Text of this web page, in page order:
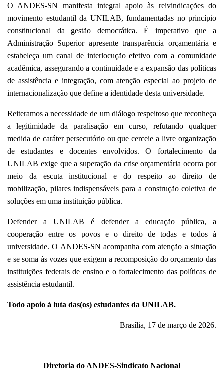
O ANDES-SN manifesta integral apoio às reivindicações do
movimento estudantil da UNILAB, fundamentadas no princípio
constitucional da gestão democrática. É imperativo que a
Administração Superior apresente transparência orçamentária e
estabeleça um canal de interlocução efetivo com a comunidade
acadêmica, assegurando a continuidade e a expansão das políticas
de assistência e integração, com atenção especial ao projeto de
internacionalização que define a identidade desta universidade.
Reiteramos a necessidade de um diálogo respeitoso que reconheça
a legitimidade da paralisação em curso, refutando qualquer
medida de caráter persecutório ou que cerceie a livre organização
de estudantes e docentes envolvidos. O fortalecimento da
UNILAB exige que a superação da crise orçamentária ocorra por
meio da escuta institucional e do respeito ao direito de
mobilização, pilares indispensáveis para a construção coletiva de
soluções em uma instituição pública.
Defender a UNILAB é defender a educação pública, a
cooperação entre os povos e o direito de todas e todos à
universidade. O ANDES-SN acompanha com atenção a situação
e se soma às vozes que exigem a recomposição do orçamento das
instituições federais de ensino e o fortalecimento das políticas de
assistência estudantil.
Todo apoio à luta das(os) estudantes da UNILAB.
Brasília, 17 de março de 2026.
Diretoria do ANDES-Sindicato Nacional